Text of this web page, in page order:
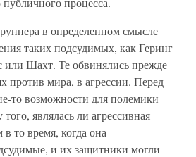
в определенном смысле
таких подсудимых, как Геринг
или Шахт. Те обвинялись прежде
против мира, в агрессии. Перед
то возможности для полемики
являлась ли агрессивная
то время, когда она
и их защитники могли